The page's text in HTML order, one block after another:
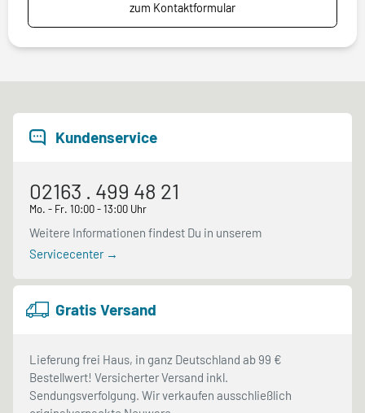
zum Kontaktformular
Kundenservice
02163 . 499 48 21
Mo. - Fr. 10:00 - 13:00 Uhr
Weitere Informationen findest Du in unserem
Servicecenter →
Gratis Versand
Lieferung frei Haus, in ganz Deutschland ab 99 €
Bestellwert! Versicherter Versand inkl.
Sendungsverfolgung. Wir verkaufen ausschließlich